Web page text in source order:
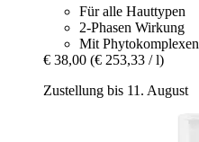
Für alle Hauttypen
2-Phasen Wirkung
Mit Phytokomplexen
€ 38,00 (€ 253,33 / l)
Zustellung bis 11. August